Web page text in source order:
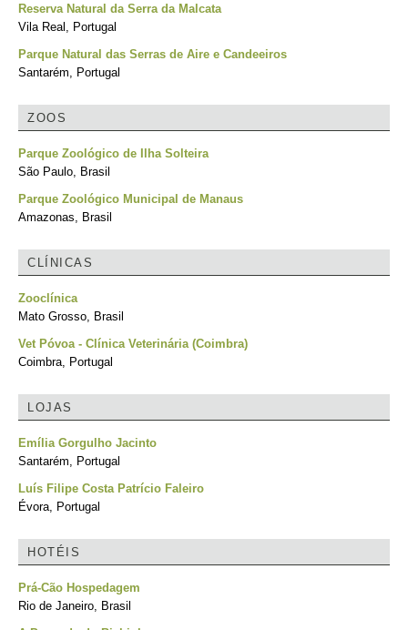
Reserva Natural da Serra da Malcata
Vila Real, Portugal
Parque Natural das Serras de Aire e Candeeiros
Santarém, Portugal
ZOOS
Parque Zoológico de Ilha Solteira
São Paulo, Brasil
Parque Zoológico Municipal de Manaus
Amazonas, Brasil
CLÍNICAS
Zooclínica
Mato Grosso, Brasil
Vet Póvoa - Clínica Veterinária (Coimbra)
Coimbra, Portugal
LOJAS
Emília Gorgulho Jacinto
Santarém, Portugal
Luís Filipe Costa Patrício Faleiro
Évora, Portugal
HOTÉIS
Prá-Cão Hospedagem
Rio de Janeiro, Brasil